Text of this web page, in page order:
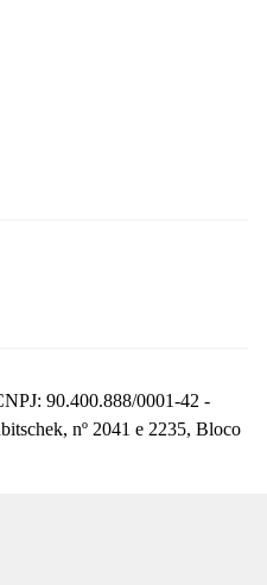
90.400.888/0001-42 -
nº 2041 e 2235, Bloco